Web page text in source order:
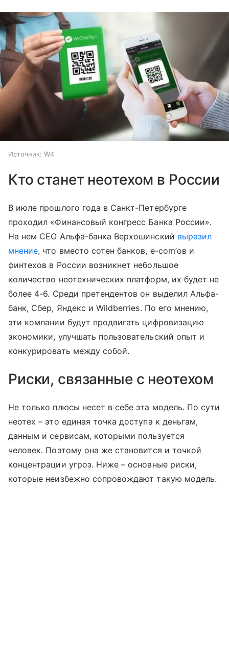
Источник: W4
Кто станет неотехом в России
В июле прошлого года в Санкт-Петербурге
проходил «Финансовый конгресс Банка России».
На нем СЕО Альфа-банка Верхошинский выразил
мнение, что вместо сотен банков, e-com’ов и
финтехов в России возникнет небольшое
количество неотехнических платформ, их будет не
более 4-6. Среди претендентов он выделил Альфа-
банк, Сбер, Яндекс и Wildberries. По его мнению,
эти компании будут продвигать цифровизацию
экономики, улучшать пользовательский опыт и
конкурировать между собой.
Риски, связанные с неотехом
Не только плюсы несет в себе эта модель. По сути
неотех – это единая точка доступа к деньгам,
данным и сервисам, которыми пользуется
человек. Поэтому она же становится и точкой
концентрации угроз. Ниже – основные риски,
которые неизбежно сопровождают такую модель.